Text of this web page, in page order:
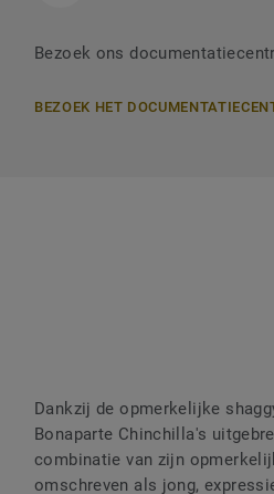
Bezoek ons
BEZOEK HET
Dankzij de opmerkelijke
Bonaparte Chinchilla's
combinatie van zijn
omschreven als jong,